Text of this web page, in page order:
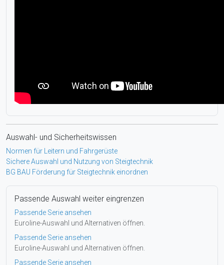
Auswahl- und Sicherheitswissen
Normen für Leitern und Fahrgerüste
Sichere Auswahl und Nutzung von Steigtechnik
BG BAU Förderung für Steigtechnik einordnen
Passende Auswahl weiter eingrenzen
Passende Serie ansehen
Euroline-Auswahl und Alternativen öffnen.
Passende Serie ansehen
Euroline-Auswahl und Alternativen öffnen.
Passende Serie ansehen